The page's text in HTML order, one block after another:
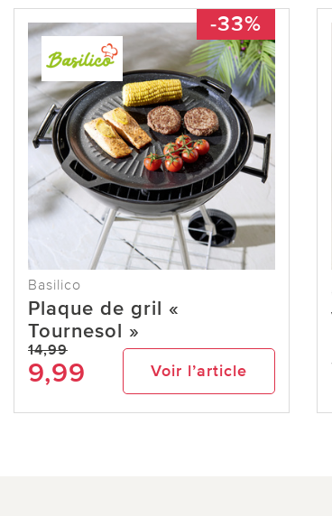
-33%
Basilico
Plaque de gril «
Tournesol »
14,99
9,99 Voir l’article